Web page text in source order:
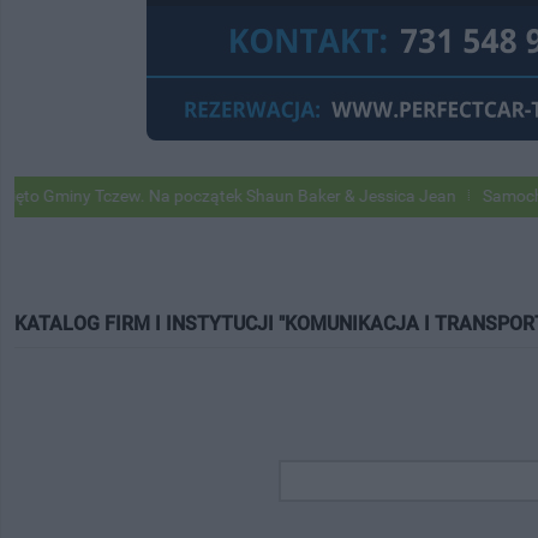
Tczew. Na początek Shaun Baker & Jessica Jean Samochody
KATALOG FIRM I INSTYTUCJI "KOMUNIKACJA I